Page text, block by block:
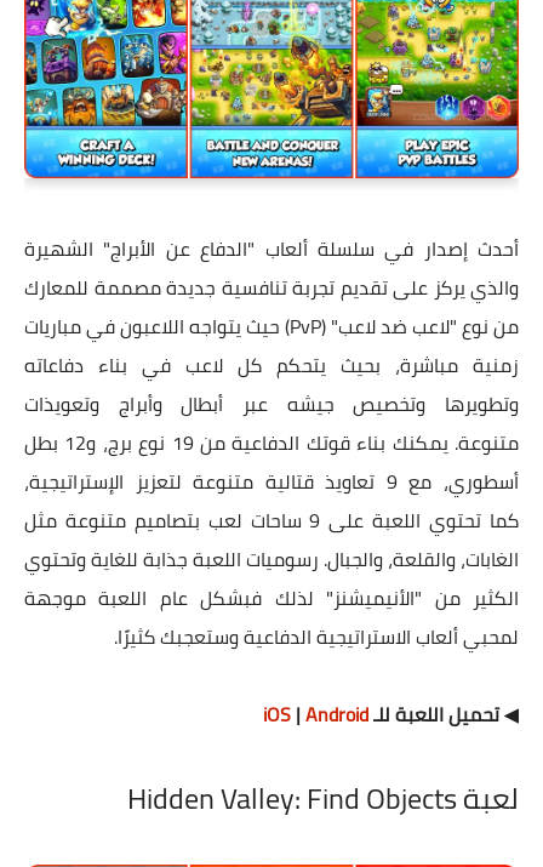
أحدث إصدار في سلسلة ألعاب "الدفاع عن الأبراج" الشهيرة
والذي يركز على تقديم تجربة تنافسية جديدة مصممة للمعارك
من نوع "لاعب ضد لاعب" (PvP) حيث يتواجه اللاعبون في مباريات
زمنية مباشرة، بحيث يتحكم كل لاعب في بناء دفاعاته
وتطويرها وتخصيص جيشه عبر أبطال وأبراج وتعويذات
متنوعة. يمكنك بناء قوتك الدفاعية من 19 نوع برج، و12 بطل
أسطوري، مع 9 تعاويذ قتالية متنوعة لتعزيز الإستراتيجية،
كما تحتوي اللعبة على 9 ساحات لعب بتصاميم متنوعة مثل
الغابات، والقلعة، والجبال. رسوميات اللعبة جذابة للغاية وتحتوي
الكثير من "الأنيميشنز" لذلك فبشكل عام اللعبة موجهة
لمحبي ألعاب الاستراتيجية الدفاعية وستعجبك كثيرًا.
◀ تحميل اللعبة للـ iOS|Android
لعبة Hidden Valley: Find Objects